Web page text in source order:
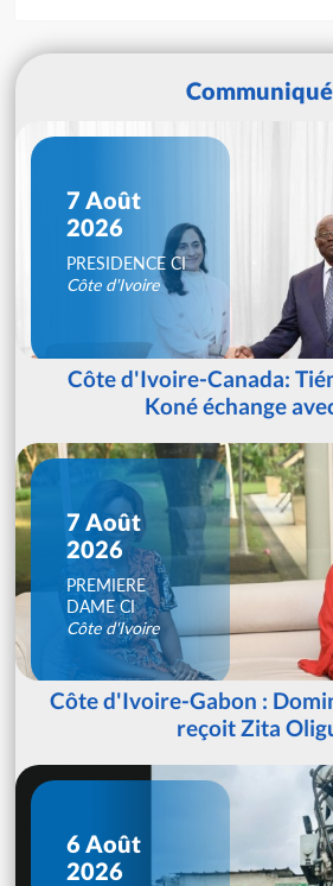
7 Août
2026
PRESIDENCE CI
Côte d'Ivoire
Côte d'Ivoire-Canada:
Koné échange
7 Août
2026
PREMIERE
DAME CI
Côte d'Ivoire
Côte d'Ivoire-Gabon :
reçoit Zita
6 Août
2026